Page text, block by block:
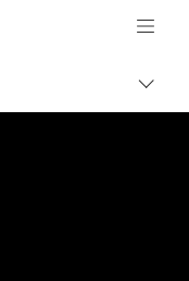
Canon Logo, back to